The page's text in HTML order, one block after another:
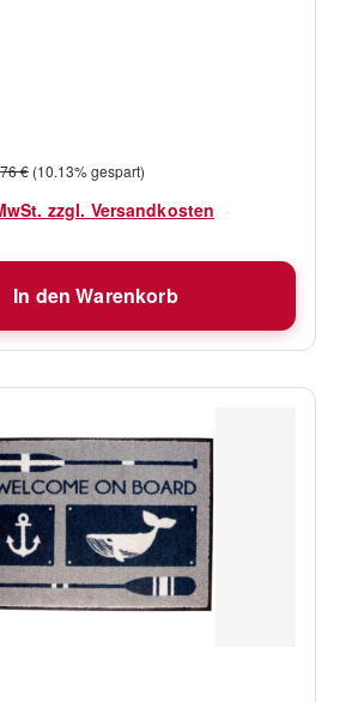
Preis:
€ (10.13% gespart)
zzgl. Versandkosten
In den Warenkorb